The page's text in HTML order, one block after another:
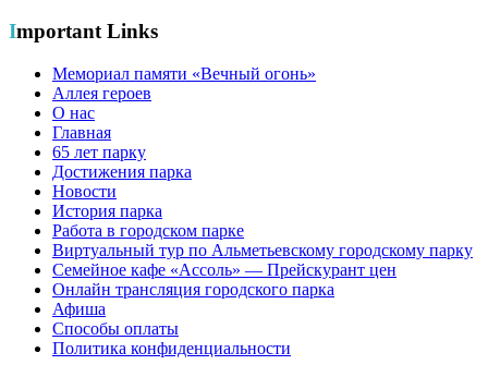
Important Links
Мемориал памяти «Вечный огонь»
Аллея героев
О нас
Главная
65 лет парку
Достижения парка
Новости
История парка
Работа в городском парке
Виртуальный тур по Альметьевскому городскому парку
Семейное кафе «Ассоль» — Прейскурант цен
Онлайн трансляция городского парка
Афиша
Способы оплаты
Политика конфиденциальности